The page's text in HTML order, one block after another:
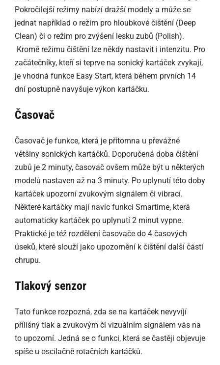
Pokročilejší režimy nabízí dražší modely a může se
jednat například o režim pro hloubkové čištění (Deep
Clean) či o režim pro zvýšení lesku zubů (Polish).
Kromě režimu čištění lze někdy nastavit i intenzitu. Pro
začátečníky, kteří si teprve na sonický kartáček zvykají,
je vhodná funkce Easy Start, která během prvních 14
dní postupně navyšuje výkon kartáčku.
Časovač
Časovač je funkce, která je přítomna u převážné
většiny sonických kartáčků. Doporučená doba čištění
zubů je 2 minuty, časovač ovšem může být u některých
modelů nastaven až na 3 minuty. Po uplynutí této doby
kartáček upozorní zvukovým signálem či vibrací.
Některé kartáčky mají navíc funkci Smartime, která
automaticky kartáček po uplynutí 2 minut vypne.
Praktické je též rozdělení časovače do 4 časových
úseků, které slouží jako upozornění k čištění další části
chrupu.
Tlakový senzor
Tato funkce rozpozná, zda se na kartáček nevyvíjí
přílišný tlak a zvukovým či vizuálním signálem vás na
to upozorní. Jedná se o funkci, která se častěji objevuje
spíše u oscilačně rotačních kartáčků.